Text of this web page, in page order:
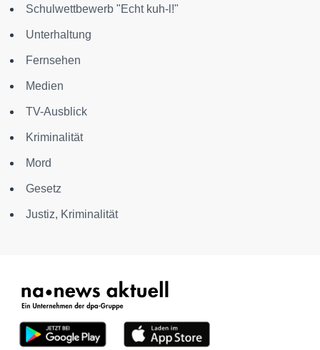
Schulwettbewerb "Echt kuh-l!"
Unterhaltung
Fernsehen
Medien
TV-Ausblick
Kriminalität
Mord
Gesetz
Justiz, Kriminalität